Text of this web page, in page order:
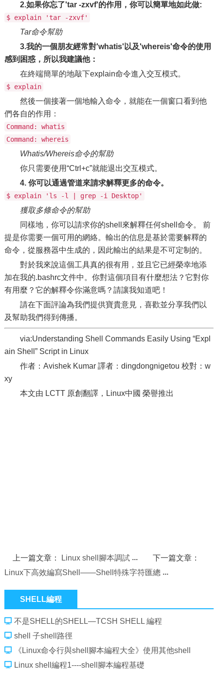
2.如果你忘了'tar -zxvf'的作用，你可以簡單地如此做:
$ explain 'tar -zxvf'
Tar命令幫助
3.我的一個朋友經常對'whatis'以及'whereis'命令的使用
感到困惑，所以我建議他：
在終端簡單的地敲下explain命令進入交互模式。
$ explain
然後一個接著一個地輸入命令，就能在一個窗口看到他
們各自的作用：
Command: whatis
Command: whereis
Whatis/Whereis命令的幫助
你只需要使用“Ctrl+c”就能退出交互模式。
4. 你可以通過管道來請求解釋更多的命令。
$ explain 'ls -l | grep -i Desktop'
獲取多條命令的幫助
同樣地，你可以請求你的shell來解釋任何shell命令。 前
提是你需要一個可用的網絡。輸出的信息是基於需要解釋的
命令，從服務器中生成的，因此輸出的結果是不可定制的。
對於我來說這個工具真的很有用，並且它已經榮幸地添
加在我的.bashrc文件中。你對這個項目有什麼想法？它對你
有用麼？它的解釋令你滿意嗎？請讓我知道吧！
請在下面評論為我們提供寶貴意見，喜歡並分享我們以
及幫助我們得到傳播。
via:Understanding Shell Commands Easily Using “Expl
ain Shell” Script in Linux
作者：Avishek Kumar 譯者：dingdongnigetou 校對：w
xy
本文由 LCTT 原創翻譯，Linux中國 榮譽推出
上一篇文章： Linux shell腳本調試
下一篇文章：
Linux下高效編寫Shell——Shell特殊字符匯總
SHELL編程
不是SHELL的SHELL—TCSH SHELL 編程
shell 子shell路徑
《Linux命令行與shell腳本編程大全》使用其他shell
Linux shell編程1----shell腳本編程基礎